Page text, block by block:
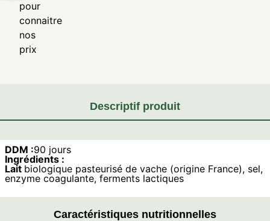
pour
connaitre
nos
prix
Descriptif produit
Caractéristiques nutritionnelles
DDM :90 jours
Ingrédients :
Lait biologique pasteurisé de vache (origine France), sel,
enzyme coagulante, ferments lactiques